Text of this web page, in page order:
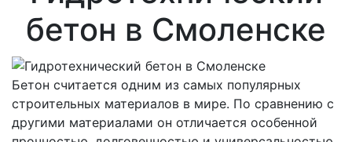
бетон в Смоленске
Бетон считается одним из самых популярных
строительных материалов в мире. По сравнению с
другими материалами он отличается особенной